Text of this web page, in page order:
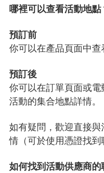
哪裡可以查看活動地點
預訂前
你可以在產品頁面中查
預訂後
你可以在訂單頁面或
活動的集合地點詳情。
如有疑問，歡迎直接
情（可於使用憑證找到
如何找到活動供應商的